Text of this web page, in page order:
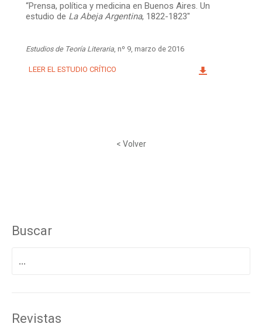
“Prensa, política y medicina en Buenos Aires. Un
estudio de La Abeja Argentina, 1822-1823″
Estudios de Teoría Literaria, nº 9, marzo de 2016
LEER EL ESTUDIO CRÍTICO
< Volver
Buscar
Revistas